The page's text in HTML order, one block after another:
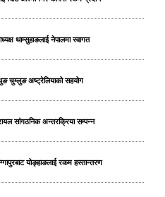
थाम्सुहाङलाई नेपालमा स्वागत
चुम्लुङ अष्ट्रेलियाको सहयोग
सांगठनिक अन्तरक्रिया सम्पन्न
योङ्हाङलाई रकम हस्तान्तरण